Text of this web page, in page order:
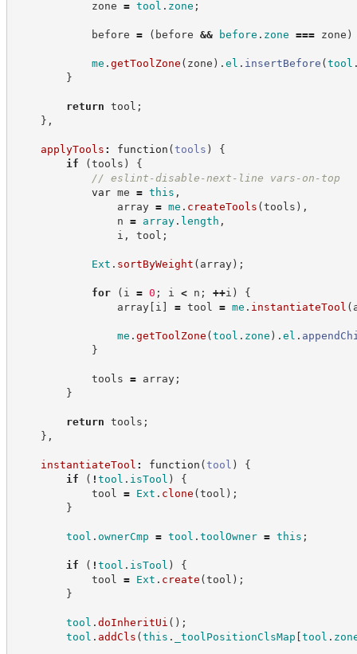
zone = tool . zone ;
before = ( before && before . zone === zone )
me . getToolZone ( zone ) . el . insertBefore (tool
}
return tool ;
} ,
applyTools : function (tools )
{
if
(tools )
{
// eslint-disable-next-line vars-on-top
var me = this ,
array = me . createTools (tools ) ,
n = array. length ,
i , tool ;
Ext . sortByWeight ( array) ;
for ( i = 0 ; i < n ; ++i )
{
array[ i ] = tool = me . instantiateTool (
me . getToolZone (tool . zone ) . el .
}
tools = array;
}
return tools ;
} ,
instantiateTool : function (tool )
{
if
( ! tool . isTool )
{
tool = Ext . clone (tool ) ;
}
tool . ownerCmp = tool . toolOwner = this ;
if ( ! tool . isTool )
{
tool = Ext . create (tool ) ;
}
tool . doInheritUi ( ) ;
tool . addCls (this . _toolPositionClsMap [tool .